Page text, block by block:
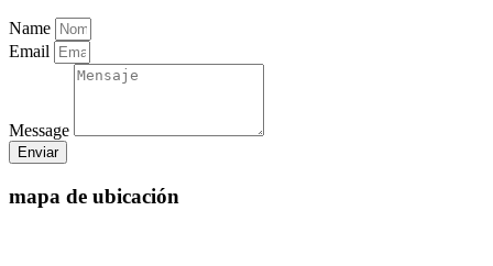
Name
Email
Message
Enviar
mapa de ubicación